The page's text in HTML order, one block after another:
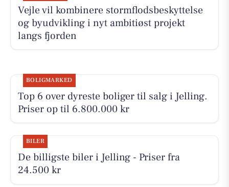
Vejle vil kombinere stormflodsbeskyttelse
og byudvikling i nyt ambitiøst projekt
langs fjorden
BOLIGMARKED
Top 6 over dyreste boliger til salg i Jelling.
Priser op til 6.800.000 kr
BILER
De billigste biler i Jelling - Priser fra
24.500 kr